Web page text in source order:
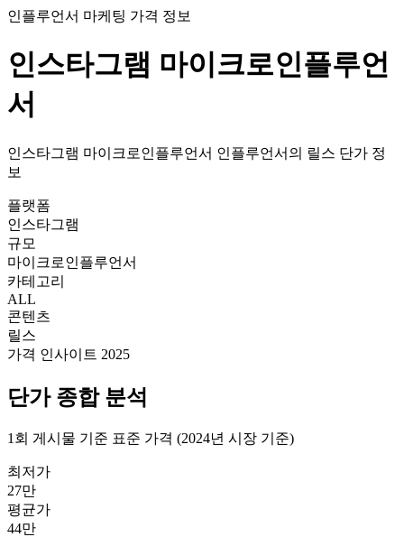
인플루언서 마케팅 가격 정보
인스타그램 마이크로인플루언
서
인스타그램 마이크로인플루언서 인플루언서의 릴스 단가 정
보
플랫폼
인스타그램
규모
마이크로인플루언서
카테고리
ALL
콘텐츠
릴스
가격 인사이트 2025
단가종합 분석
1회 게시물 기준 표준 가격 (2024년 시장 기준)
최저가
27만
평균가
44만